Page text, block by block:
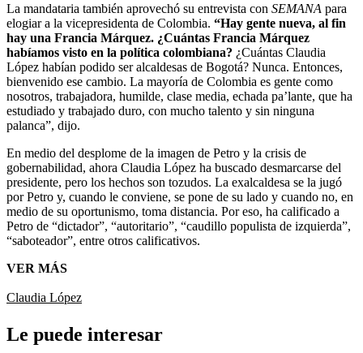
La mandataria también aprovechó su entrevista con SEMANA para
elogiar a la vicepresidenta de Colombia. “Hay gente nueva, al fin
hay una Francia Márquez. ¿Cuántas Francia Márquez
habíamos visto en la política colombiana? ¿Cuántas Claudia
López habían podido ser alcaldesas de Bogotá? Nunca. Entonces,
bienvenido ese cambio. La mayoría de Colombia es gente como
nosotros, trabajadora, humilde, clase media, echada pa’lante, que ha
estudiado y trabajado duro, con mucho talento y sin ninguna
palanca”, dijo.
En medio del desplome de la imagen de Petro y la crisis de
gobernabilidad, ahora Claudia López ha buscado desmarcarse del
presidente, pero los hechos son tozudos. La exalcaldesa se la jugó
por Petro y, cuando le conviene, se pone de su lado y cuando no, en
medio de su oportunismo, toma distancia. Por eso, ha calificado a
Petro de “dictador”, “autoritario”, “caudillo populista de izquierda”,
“saboteador”, entre otros calificativos.
VER MÁS
Claudia López
Le puede interesar